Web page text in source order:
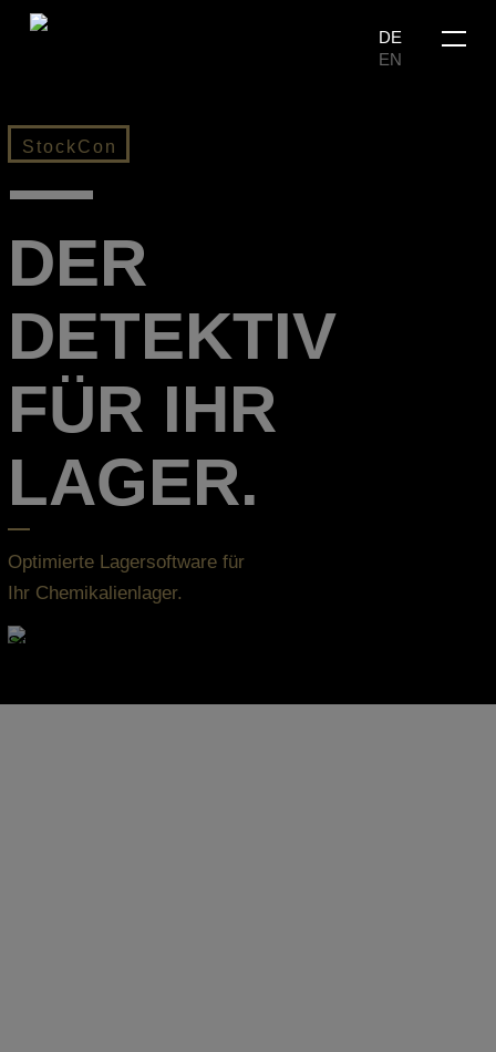
Skip
Menu
StockCon
DER
DETEKTIV
FÜR IHR
LAGER.
Optimierte Lagersoftware für
Ihr Chemikalienlager.
DE
EN